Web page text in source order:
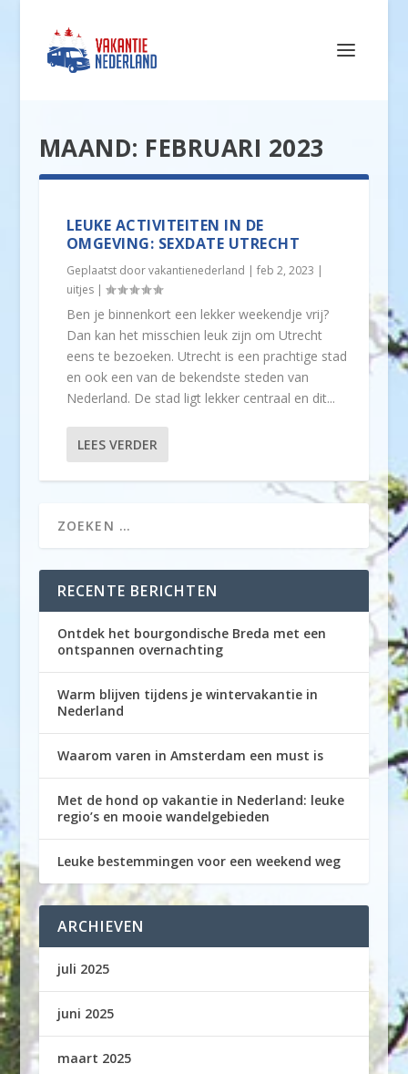
MAAND: FEBRUARI 2023
LEUKE ACTIVITEITEN IN DE
OMGEVING: SEXDATE UTRECHT
Geplaatst doorvakantienederland | feb 2, 2023 |
uitjes|
Ben je binnenkort een lekker weekendje vrij?
Dan kan het misschien leuk zijn om Utrecht
eens te bezoeken. Utrecht is een prachtige stad
en ook een van de bekendste steden van
Nederland. De stad ligt lekker centraal en dit...
LEES VERDER
RECENTE BERICHTEN
Ontdek het bourgondische Breda met een
ontspannen overnachting
Warm blijven tijdens je wintervakantie in
Nederland
Waarom varen in Amsterdam een must is
Met de hond op vakantie in Nederland: leuke
regio’s en mooie wandelgebieden
Leuke bestemmingen voor een weekend weg
ARCHIEVEN
juli 2025
juni 2025
maart 2025